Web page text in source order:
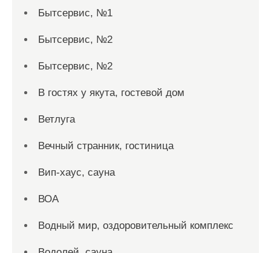
Бытсервис, №1
Бытсервис, №2
Бытсервис, №2
В гостях у якута, гостевой дом
Ветлуга
Вечный странник, гостиница
Вип-хаус, сауна
ВОА
Водный мир, оздоровительный комплекс